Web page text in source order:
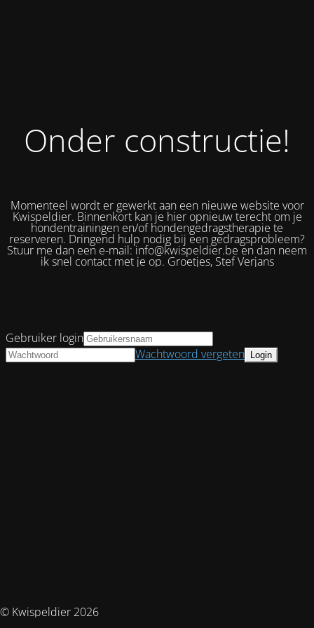
Onder constructie!
Momenteel wordt er gewerkt aan een nieuwe website voor
Kwispeldier. Binnenkort kan je hier opnieuw terecht om je
hondentrainingen en/of hondengedragstherapie te
reserveren. Dringend hulp nodig bij een gedragsprobleem?
Stuur me dan een e-mail: info@kwispeldier.be en dan neem
ik snel contact met je op. Groetjes, Stef Verjans
© Kwispeldier 2026
Gebruiker login
Wachtwoord vergeten